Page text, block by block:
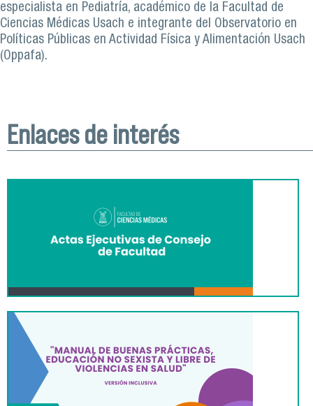
especialista en Pediatría, académico de la Facultad de
Ciencias Médicas Usach e integrante del Observatorio en
Políticas Públicas en Actividad Física y Alimentación Usach
(Oppafa).
Enlaces de interés